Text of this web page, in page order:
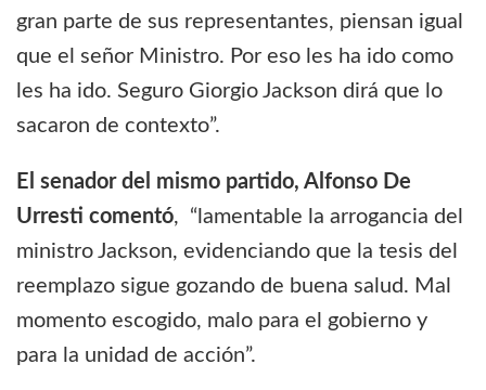
gran parte de sus representantes, piensan igual
que el señor Ministro. Por eso les ha ido como
les ha ido. Seguro Giorgio Jackson dirá que lo
sacaron de contexto”.
El senador del mismo partido, Alfonso De
Urresti comentó, “lamentable la arrogancia del
ministro Jackson, evidenciando que la tesis del
reemplazo sigue gozando de buena salud. Mal
momento escogido, malo para el gobierno y
para la unidad de acción”.